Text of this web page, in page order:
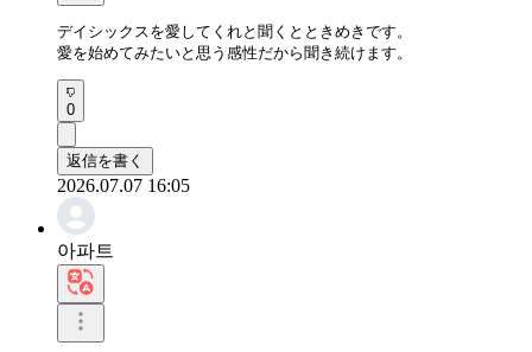
デイシックスを愛してくれと聞くとときめきです。
愛を始めてみたいと思う感性だから聞き続けます。
0
返信を書く
2026.07.07 16:05
아파트